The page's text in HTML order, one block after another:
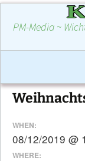
PM-Media ~
WHEN:
08/12/2019 @
WHERE: